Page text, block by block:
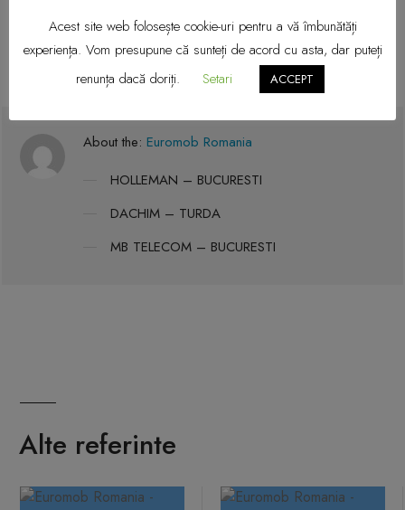
About the: Euromob Romania
HOLLEMAN – BUCURESTI
DACHIM – TURDA
MB TELECOM – BUCURESTI
Alte referinte
Acest site web folosește cookie-uri pentru a vă îmbunătăți
experiența. Vom presupune că sunteți de acord cu asta, dar puteți
renunța dacă doriți.
Setari ACCEPT